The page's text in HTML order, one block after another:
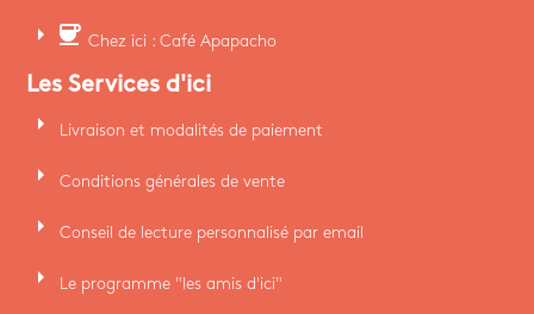
arrow_right coffee Chez ici : Café Apapacho
Les Services d'ici
arrow_right Livraison et modalités de paiement
arrow_right Conditions générales de vente
arrow_right Conseil de lecture personnalisé par email
arrow_right Le programme "les amis d'ici"